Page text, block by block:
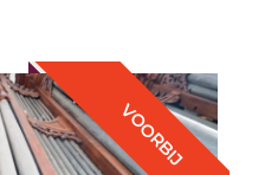
VOORBIJ